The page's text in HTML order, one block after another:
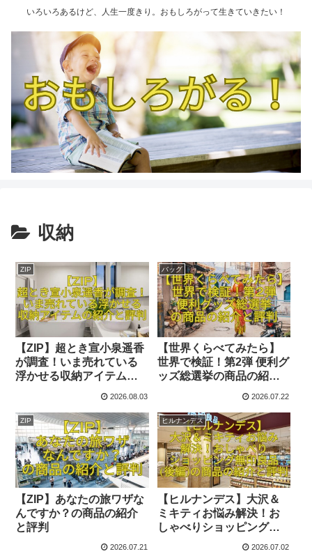
いろいろあるけど、人生一度きり。おもしろがって生きていきたい！
収納
ZIP
【ZIP】超とき宣小泉遥香
が調査！いま売れている
浮かせる収納アイテムの
2026.08.03
バッグ
【世界くらべてみたら】
世界で検証！第2弾 便利グ
ッズ総選挙の商品の紹介
2026.07.22
ZIP
【ZIP】あなたの旅ワザな
んですか？の商品の紹介
と評判
2026.07.21
ヒルナンデス
【ヒルナンデス】大沢＆
ミキティお悩み解決！お
しゃべりショッピング無
印良品(後編)の商品の紹介
2026.07.02